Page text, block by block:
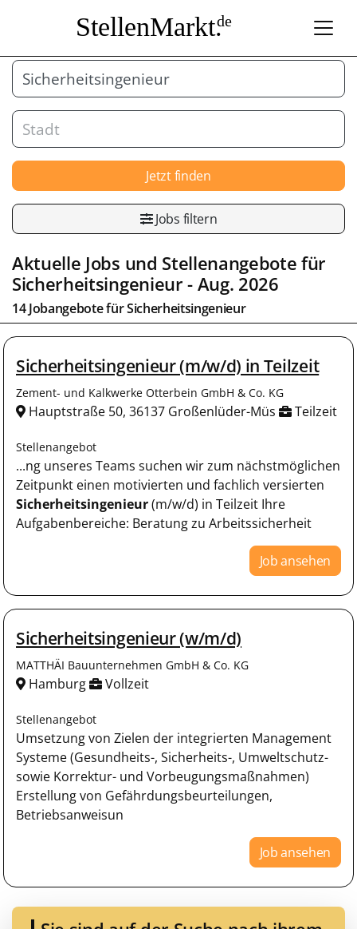
StellenMarkt.de
Jetzt finden
Jobs filtern
Aktuelle Jobs und Stellenangebote für
Sicherheitsingenieur- Aug. 2026
14 Jobangebote fürSicherheitsingenieur
Sicherheitsingenieur (m/w/d) in Teilzeit
Zement- und Kalkwerke Otterbein GmbH & Co. KG
Hauptstraße 50, 36137 Großenlüder-Müs Teilzeit
Stellenangebot
...ng unseres Teams suchen wir zum nächstmöglichen
Zeitpunkt einen motivierten und fachlich versierten
Sicherheitsingenieur(m/w/d) in Teilzeit Ihre
Aufgabenbereiche: Beratung zu Arbeitssicherheit
Job ansehen
Sicherheitsingenieur (w/m/d)
MATTHÄI Bauunternehmen GmbH & Co. KG
Hamburg Vollzeit
Stellenangebot
Umsetzung von Zielen der integrierten Management
Systeme (Gesundheits-, Sicherheits-, Umweltschutz-
sowie Korrektur- und Vorbeugungsmaßnahmen)
Erstellung von Gefährdungsbeurteilungen,
Betriebsanweisun
Job ansehen